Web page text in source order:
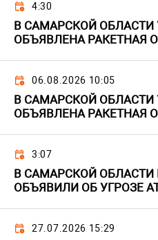
4:30
В САМАРСКОЙ ОБЛАСТИ
ОБЪЯВЛЕНА РАКЕТНАЯ
06.08.2026 10:05
В САМАРСКОЙ ОБЛАСТИ
ОБЪЯВЛЕНА РАКЕТНАЯ
3:07
В САМАРСКОЙ ОБЛАСТИ
ОБЪЯВИЛИ ОБ УГРОЗЕ
27.07.2026 15:29